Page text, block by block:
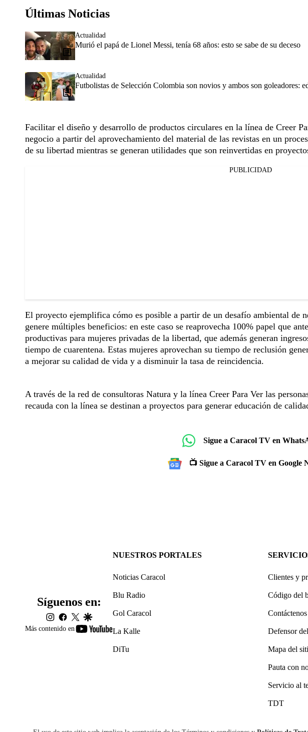
Últimas Noticias
Actualidad
Murió el papá de Lionel Messi, tenía 68 años: esto se sabe de su deceso
Actualidad
Futbolistas de Selección Colombia son novios y ambos son goleadores:
Facilitar el diseño y desarrollo de productos circulares en la línea de Creer
negocio a partir del aprovechamiento del material de las revistas en un
de su libertad mientras se generan utilidades que son reinvertidas en
PUBLICIDAD
El proyecto ejemplifica cómo es posible a partir de un desafío ambiental de
genere múltiples beneficios: en este caso se reaprovecha 100% papel que
productivas para mujeres privadas de la libertad, que además generan
tiempo de cuarentena. Estas mujeres aprovechan su tiempo de reclusión
a mejorar su calidad de vida y a disminuir la tasa de reincidencia.
A través de la red de consultoras Natura y la línea Creer Para Ver las
recauda con la línea se destinan a proyectos para generar educación de
Sigue a Caracol TV en
📺 Sigue a Caracol TV en Google
Más contenido en
youtube-
Síguenos en:
instagram
facebook
twittergoogle
NUESTROS PORTALES
Noticias Caracol
Blu Radio
Gol Caracol
La Kalle
DiTu
Clientes y
Código del
Contáctenos
Defensor
Mapa del
Pauta con
Servicio al
TDT